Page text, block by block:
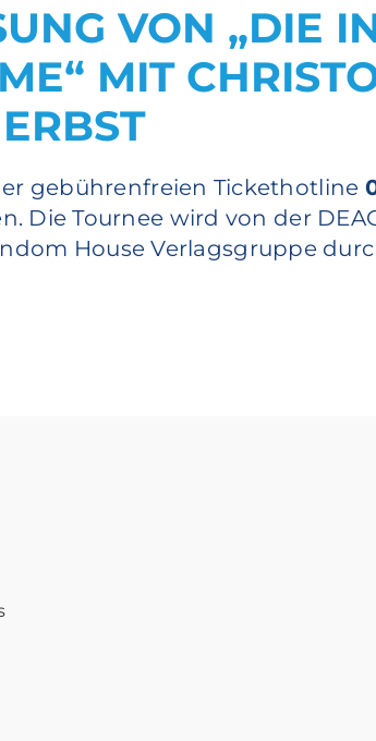
VON „DIE
MIT
gebührenfreien Tickethotline
Die Tournee wird von der
House Verlagsgruppe